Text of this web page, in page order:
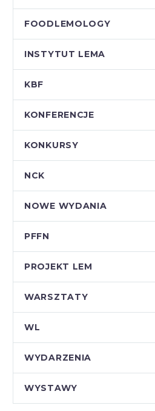
FOODLEMOLOGY
INSTYTUT LEMA
KBF
KONFERENCJE
KONKURSY
NCK
NOWE WYDANIA
PFFN
PROJEKT LEM
WARSZTATY
WL
WYDARZENIA
WYSTAWY